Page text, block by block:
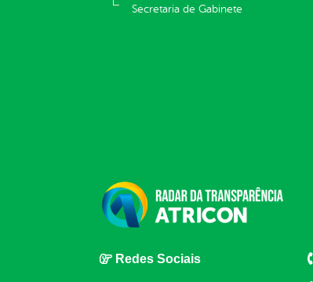
Secretaria de Gabinete
Redes Sociais